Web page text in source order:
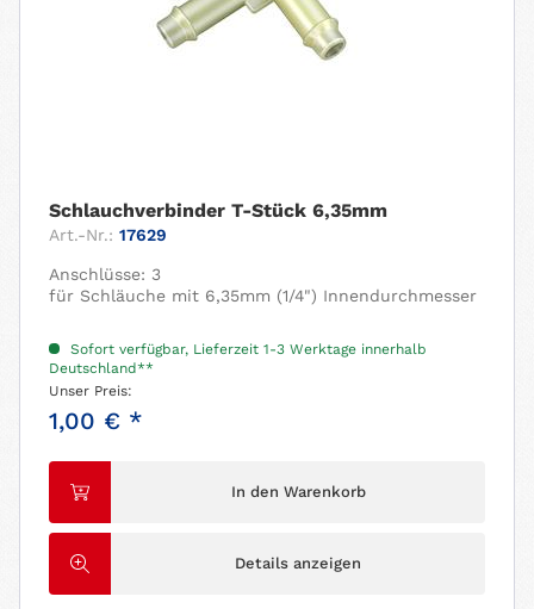
Schlauchverbinder T-Stück 6,35mm
Art.-Nr.: 17629
Anschlüsse: 3
für Schläuche mit 6,35mm (1/4") Innendurchmesser
Sofort verfügbar, Lieferzeit 1-3 Werktage innerhalb
Deutschland**
Unser Preis:
1,00 € *
In den Warenkorb
Details anzeigen